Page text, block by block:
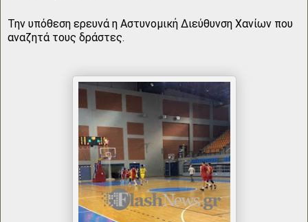
Την υπόθεση ερευνά η Αστυνομική Διεύθυνση Χανίων που
αναζητά τους δράστες.